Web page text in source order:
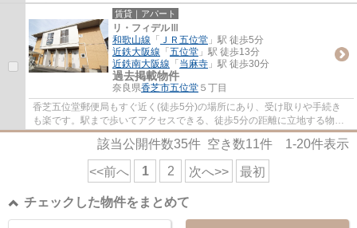
う方にオススメ物件、ネット回線導入済み...
賃貸｜アパート
リ・フィデルⅢ
和歌山線 「 ＪＲ五位堂 」駅 徒歩5分
近鉄大阪線 「 五位堂 」駅 徒歩13分
近鉄南大阪線 「 当麻寺 」駅 徒歩30分
過去掲載物件
奈良県香芝市五位堂 ５丁目
香芝五位堂郵便局もすぐ近く(徒歩5分)の場所にあり、受け取りや手続き
も楽です。駅まで歩いてアクセスできる、徒歩5分の距離に立地する物件
です。面倒なゴミ捨ての負担を軽減させるこ...
該当公開件数35件 空き数11件 1-20件表示
<<前へ 1 2 次へ>> 最初
チェックした物件をまとめて